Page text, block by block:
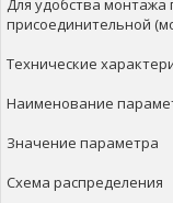
Для удобства
присоединительной
Технические
Наименование
Значение параметра
Схема распределения